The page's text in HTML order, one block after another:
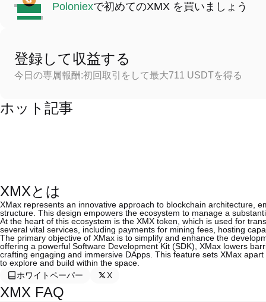
Poloniexで初めてのXMX を買いましょう
登録して収益する
今日の専属報酬:初回取引をして最大711 USDTを得る
ホット記事
XMXとは
XMax represents an innovative approach to blockchain architecture,
structure. This design empowers the ecosystem to manage a
At the heart of this ecosystem is the XMX token, which is used for
several vital services, including payments for mining fees, hosting
The primary objective of XMax is to simplify and enhance the
offering a powerful Software Development Kit (SDK), XMax lowers
crafting engaging and immersive DApps. This feature sets XMax
to explore and build within the space.
ホワイトペーパー
X
XMX FAQ